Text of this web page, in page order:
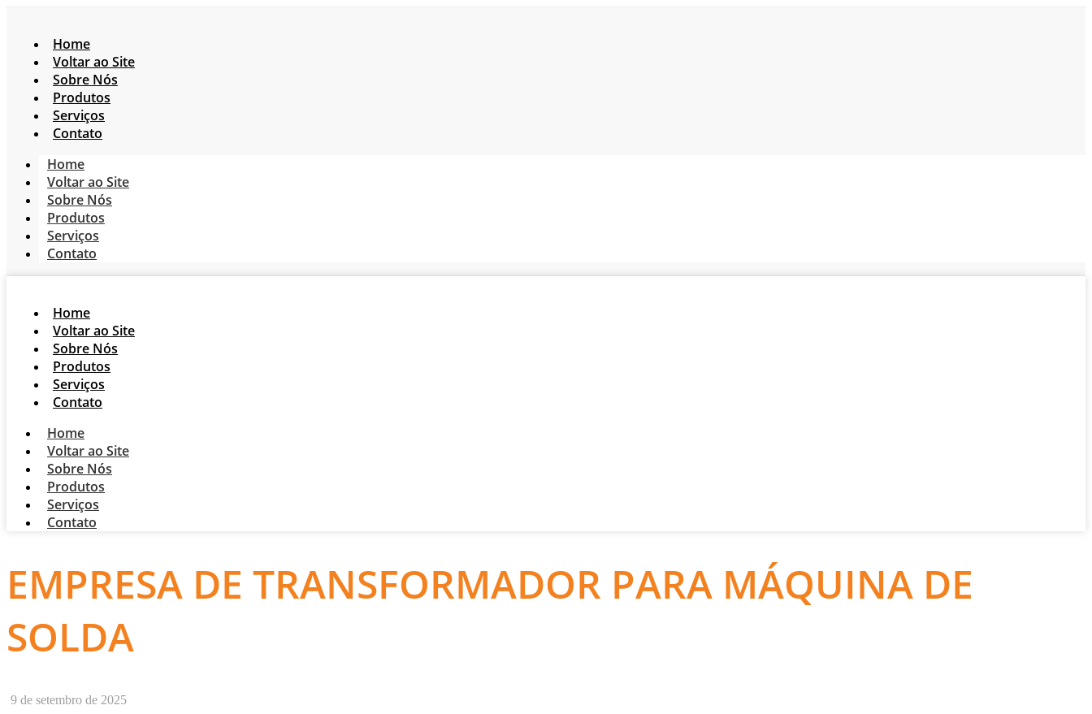
Home
Voltar ao Site
Sobre Nós
Produtos
Serviços
Contato
Home
Voltar ao Site
Sobre Nós
Produtos
Serviços
Contato
Home
Voltar ao Site
Sobre Nós
Produtos
Serviços
Contato
Home
Voltar ao Site
Sobre Nós
Produtos
Serviços
Contato
EMPRESA DE TRANSFORMADOR PARA MÁQUINA DE
SOLDA
9 de setembro de 2025